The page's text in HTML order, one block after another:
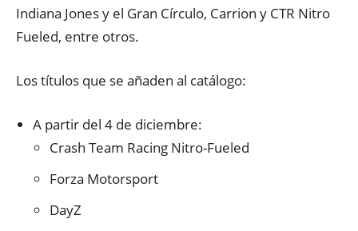
Indiana Jones y el Gran Círculo, Carrion y CTR Nitro
Fueled, entre otros.
Los títulos que se añaden al catálogo:
A partir del 4 de diciembre:
Crash Team Racing Nitro-Fueled
Forza Motorsport
DayZ